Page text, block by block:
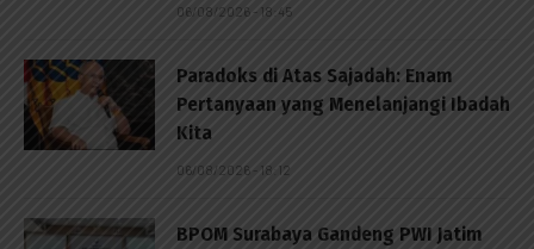
06/08/2026 - 18:45
Paradoks di Atas Sajadah: Enam
Pertanyaan yang Menelanjangi Ibadah
Kita
06/08/2026 - 18:12
BPOM Surabaya Gandeng PWI Jatim